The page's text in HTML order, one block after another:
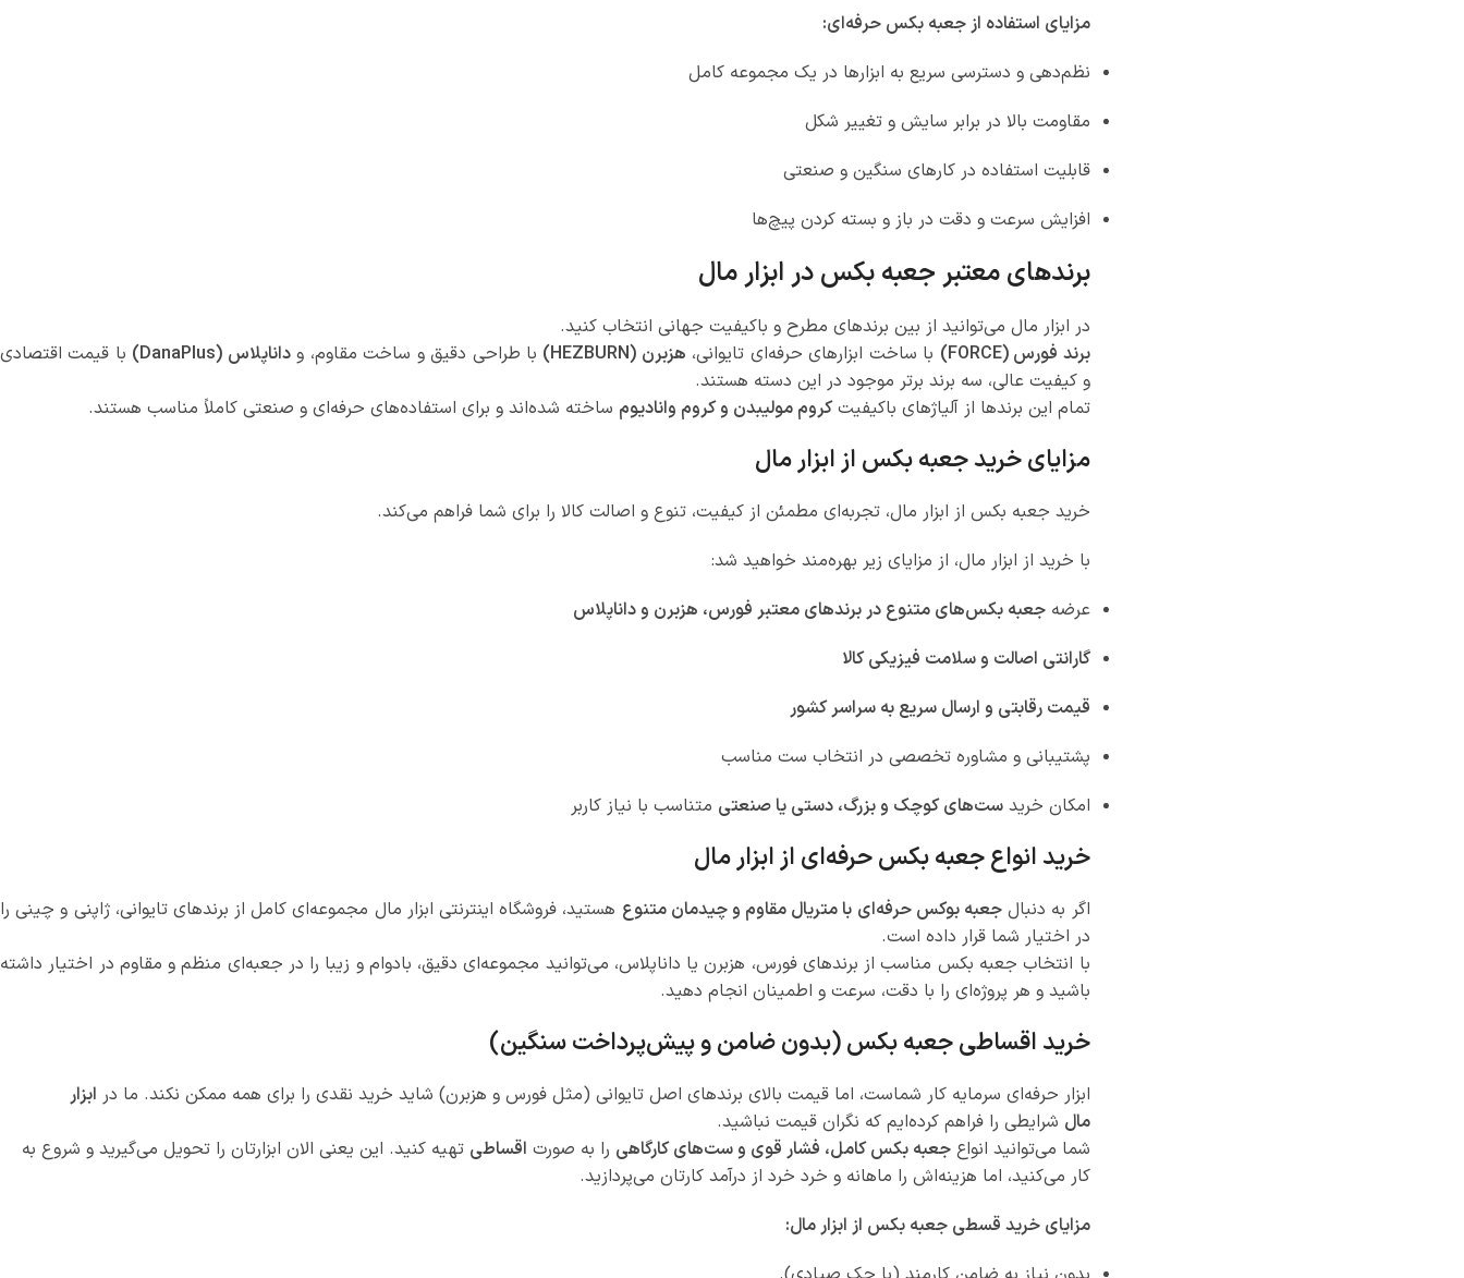
مزایای استفاده از جعبه بکس حرفه‌ای:
نظم‌دهی و دسترسی سریع به ابزارها در یک مجموعه کامل
مقاومت بالا در برابر سایش و تغییر شکل
قابلیت استفاده در کارهای سنگین و صنعتی
افزایش سرعت و دقت در باز و بسته کردن پیچ‌ها
برندهای معتبر جعبه بکس در ابزار مال
در ابزار مال می‌توانید از بین برندهای مطرح و باکیفیت جهانی انتخاب کنید.
برند فورس (FORCE)
با ساخت ابزارهای حرفه‌ای تایوانی، هزبرن (HEZBURN) با طراحی دقیق و ساخت مقاوم، وداناپلاس (DanaPlus)
با قیمت اقتصادی
و کیفیت عالی، سه برند برتر موجود در این دسته هستند.
تمام این برندها از آلیاژهای باکیفیتکروم مولیبدن و کروم وانادیوم ساخته شده‌اند و برای استفاده‌های حرفه‌ای و صنعتی کاملاً مناسب هستند.
مزایای خرید جعبه بکس از ابزار مال
خرید جعبه بکس از ابزار مال، تجربه‌ای مطمئن از کیفیت، تنوع و اصالت کالا را برای شما فراهم می‌کند.
با خرید از ابزار مال، از مزایای زیر بهره‌مند خواهید شد:
عرضهجعبه بکس‌های متنوع در برندهای معتبر فورس، هزبرن و داناپلاس
گارانتی اصالت و سلامت فیزیکی کالا
قیمت رقابتی و ارسال سریع به سراسر کشور
پشتیبانی و مشاوره تخصصی در انتخاب ست مناسب
امکان خریدست‌های کوچک و بزرگ، دستی یا صنعتی متناسب با نیاز کاربر
خرید انواع جعبه بکس حرفه‌ای از ابزار مال
اگر به دنبالجعبه بوکس حرفه‌ای با متریال مقاوم و چیدمان متنوع هستید، فروشگاه اینترنتی ابزار مال مجموعه‌ای کامل از برندهای تایوانی، ژاپنی و چینی را
در اختیار شما قرار داده است.
با انتخاب جعبه بکس مناسب از برندهای فورس، هزبرن یا داناپلاس، می‌توانید مجموعه‌ای دقیق، بادوام و زیبا را در جعبه‌ای منظم و مقاوم در اختیار داشته
باشید و هر پروژه‌ای را با دقت، سرعت و اطمینان انجام دهید.
خرید اقساطی جعبه بکس (بدون ضامن و پیش‌پرداخت سنگین)
ابزار حرفه‌ای سرمایه کار شماست، اما قیمت بالای برندهای اصل تایوانی (مثل فورس و هزبرن) شاید خرید نقدی را برای همه ممکن نکند. ما در ابزار
مال شرایطی را فراهم کرده‌ایم که نگران قیمت نباشید.
شما می‌توانید انواعجعبه بکس کامل، فشار قوی و ست‌های کارگاهی را به صورت اقساطی تهیه کنید. این یعنی الان ابزارتان را تحویل می‌گیرید و شروع به
کار می‌کنید، اما هزینه‌اش را ماهانه و خرد خرد از درآمد کارتان می‌پردازید.
مزایای خرید قسطی جعبه بکس از ابزار مال: